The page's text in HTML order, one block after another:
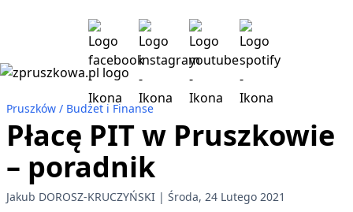
Pruszków Budżet i Finanse
Płacę PIT w Pruszkowie
– poradnik
Jakub DOROSZ-KRUCZYŃSKI Środa, 24 Lutego 2021